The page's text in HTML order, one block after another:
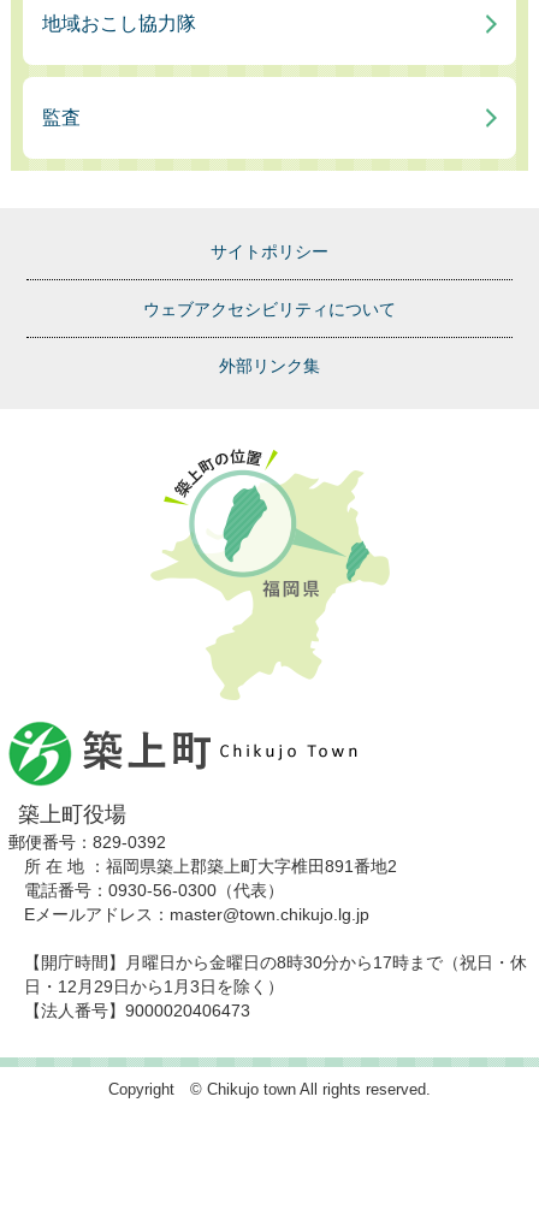
地域おこし協力隊
監査
サイトポリシー
ウェブアクセシビリティについて
外部リンク集
築上町役場
郵便番号：829-0392
所 在 地 ：福岡県築上郡築上町大字椎田891番地2
電話番号：0930-56-0300（代表）
Eメールアドレス：master@town.chikujo.lg.jp
【開庁時間】月曜日から金曜日の8時30分から17時まで（祝日・休
日・12月29日から1月3日を除く）
【法人番号】9000020406473
Copyright © Chikujo town All rights reserved.